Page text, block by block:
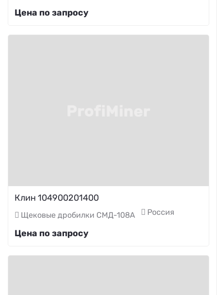
Цена по запросу
Клин 104900201400
Щековые дробилки СМД-108А Россия
Цена по запросу